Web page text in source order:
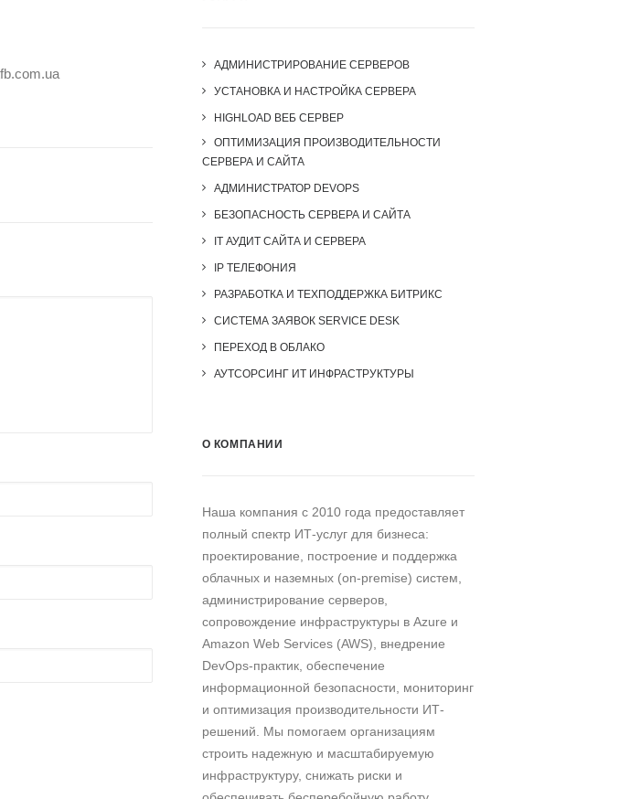
АДМИНИСТРИРОВАНИЕ СЕРВЕРОВ
УСТАНОВКА И НАСТРОЙКА СЕРВЕРА
HIGHLOAD ВЕБ СЕРВЕР
ОПТИМИЗАЦИЯ ПРОИЗВОДИТЕЛЬНОСТИ
СЕРВЕРА И САЙТА
АДМИНИСТРАТОР DEVOPS
БЕЗОПАСНОСТЬ СЕРВЕРА И САЙТА
IT АУДИТ САЙТА И СЕРВЕРА
IP ТЕЛЕФОНИЯ
РАЗРАБОТКА И ТЕХПОДДЕРЖКА БИТРИКС
СИСТЕМА ЗАЯВОК SERVICE DESK
ПЕРЕХОД В ОБЛАКО
АУТСОРСИНГ ИТ ИНФРАСТРУКТУРЫ
О КОМПАНИИ
Наша компания c 2010 года предоставляет
полный спектр ИТ-услуг для бизнеса:
проектирование, построение и поддержка
облачных и наземных (on-premise) систем,
администрирование серверов,
сопровождение инфраструктуры в Azure и
Amazon Web Services (AWS), внедрение
DevOps-практик, обеспечение
информационной безопасности, мониторинг
и оптимизация производительности ИТ-
решений. Мы помогаем организациям
строить надежную и масштабируемую
инфраструктуру, снижать риски и